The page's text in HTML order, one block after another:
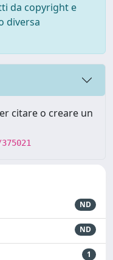
da copyright e
diversa
citare o creare un
ND
ND
1